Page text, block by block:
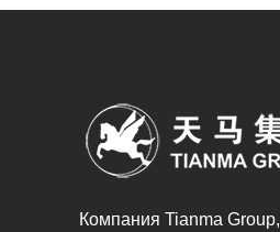
Компания Tianma Group,